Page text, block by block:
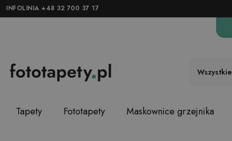
INFOLINIA +48 32 700 37 17
Wszystkie
Tapety Fototapety Maskownice grzejnika